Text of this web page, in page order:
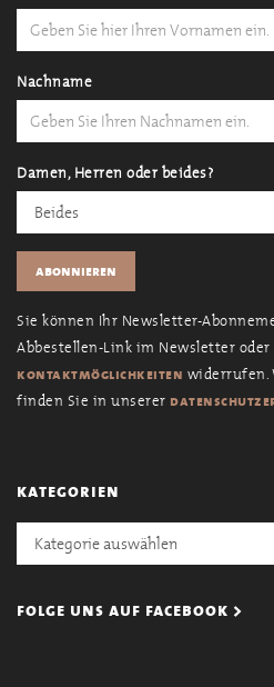
Nachname
Damen, Herren oder beides?
Sie können Ihr Newsletter-
Abbestellen-Link im Newsletter
kontaktmöglichkeiten widerrufen.
finden Sie in unserer
kategorien
Kategorien
folge uns auf facebook >